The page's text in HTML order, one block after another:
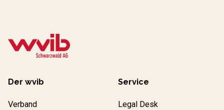
Der wvib
Verband
Service
Legal Desk